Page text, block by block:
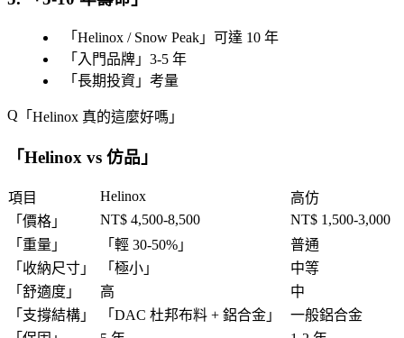
「 Helinox / Snow Peak 」可達 10 年
「 入門品牌 」3-5 年
「 長期投資 」考量
「 Helinox 真的這麼好嗎 」
「Helinox vs 仿品 」
項目 Helinox
高仿
「 價格 」 NT$ 4,500-8,500
NT$ 1,500-3,000
「 重量 」 「 輕 30-50% 」
普通
「 收納尺寸 」 「 極小 」
中等
「 舒適度 」 高
中
「 支撐結構 」 「 DAC 杜邦布料 + 鋁合金 」
一般鋁合金